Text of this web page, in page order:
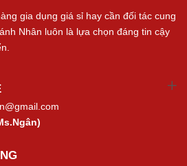
gia dụng giá sỉ hay cần đối tác cung
Nhân luôn là lựa chọn đáng tin cậy